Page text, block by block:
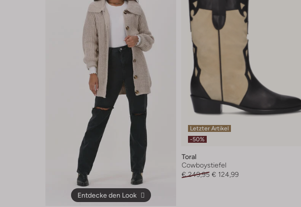
Entdecke den Look
Letzter Artikel
-50%
Toral
Cowboystiefel
€ 249,95 € 124,99